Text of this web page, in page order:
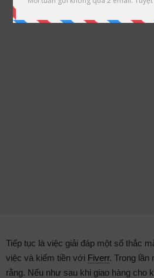
Tiếp tục là việc giải đáp một số thắc
việc và kiếm tiền với Fiverr. Trong lần
rằng. Nếu như sau khi giao hàng cho